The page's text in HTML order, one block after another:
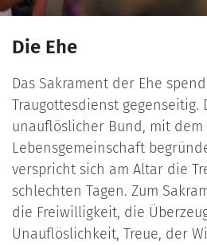
Die Ehe
Das Sakrament der Ehe
Traugottesdienst gegenseitig.
unauflöslicher Bund, mit dem
Lebensgemeinschaft
verspricht sich am Altar die
schlechten Tagen. Zum
die Freiwilligkeit, die
Unauflöslichkeit, Treue, der